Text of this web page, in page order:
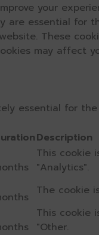
your
are essential for
These
may affect
essential for
Description
This cookie
"Analytics".
The cookie
This cookie
"Other.